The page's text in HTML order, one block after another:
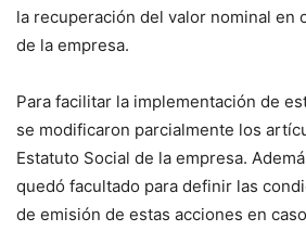
la recuperación del valor nominal en
de la empresa.
Para facilitar la implementación de
se modificaron parcialmente los
Estatuto Social de la empresa.
quedó facultado para definir las
de emisión de estas acciones en